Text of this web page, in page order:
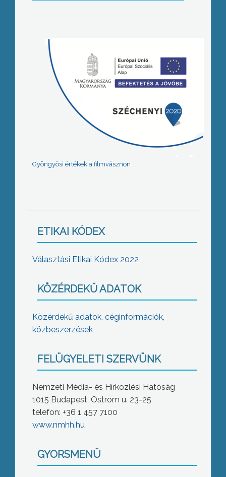
Gyöngyösi értékek a filmvásznon
ETIKAI KÓDEX
Választási Etikai Kódex 2022
KÖZÉRDEKŰ ADATOK
Közérdekű adatok, céginformációk,
közbeszerzések
FELÜGYELETI SZERVÜNK
Nemzeti Média- és Hírközlési Hatóság
1015 Budapest, Ostrom u. 23-25
telefon: +36 1 457 7100
www.nmhh.hu
GYORSMENÜ